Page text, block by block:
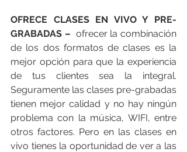
OFRECE CLASES EN VIVO Y PRE-
GRABADAS –
  ofrecer la combinación
de los dos formatos de clases es la
mejor opción para que la experiencia
de tus clientes sea la integral.
Seguramente las clases pre-grabadas
tienen mejor calidad y no hay ningún
problema con la música, WIFI, entre
otros factores. Pero en las clases en
vivo tienes la oportunidad de ver a las